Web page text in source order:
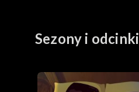
Sezony i odcinki